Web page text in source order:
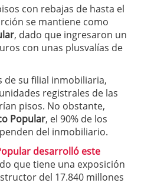
con rebajas de hasta el
se mantiene como
, dado que ingresaron un
con unas plusvalías de
de su filial inmobiliaria,
registrales de las
pisos. No obstante,
Popular, el 90% de los
del inmobiliario.
desarrolló este
que tiene una exposición
del 17.840 millones